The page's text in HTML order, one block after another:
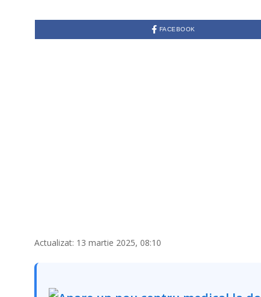
FACEBOOK
Actualizat: 13 martie 2025, 08:10